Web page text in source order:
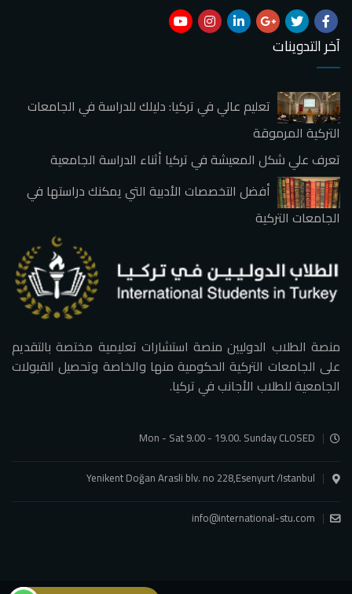
آخر التدوينات
تعليم عالي في تركيا: دليلك للدراسة في الجامعات
التركية المرموقة
تعرف علي شكل المعيشة في تركيا أثناء الدراسة الجامعية
أفضل التخصصات الأدبية التي يمكنك دراستها في
الجامعات التركية
منصة الطلاب الدوليين منصة استشارات تعليمية مختصة بالتقديم
على الجامعات التركية الحكومية منها والخاصة وتحصيل القبولات
الجامعية للطلاب الأجانب في تركيا.
Mon - Sat 9.00 - 19.00. Sunday CLOSED
Yenikent Doğan Arasli blv. no 228,Esenyurt /Istanbul
info@international-stu.com